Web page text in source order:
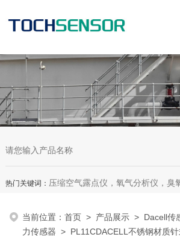
热门关键词： 压缩空气露点仪，氧气分析仪，臭氧分析仪，油
当前位置：首页 > 产品展示 > Dacell传
力传感器 > PL11CDACELL不锈钢材质